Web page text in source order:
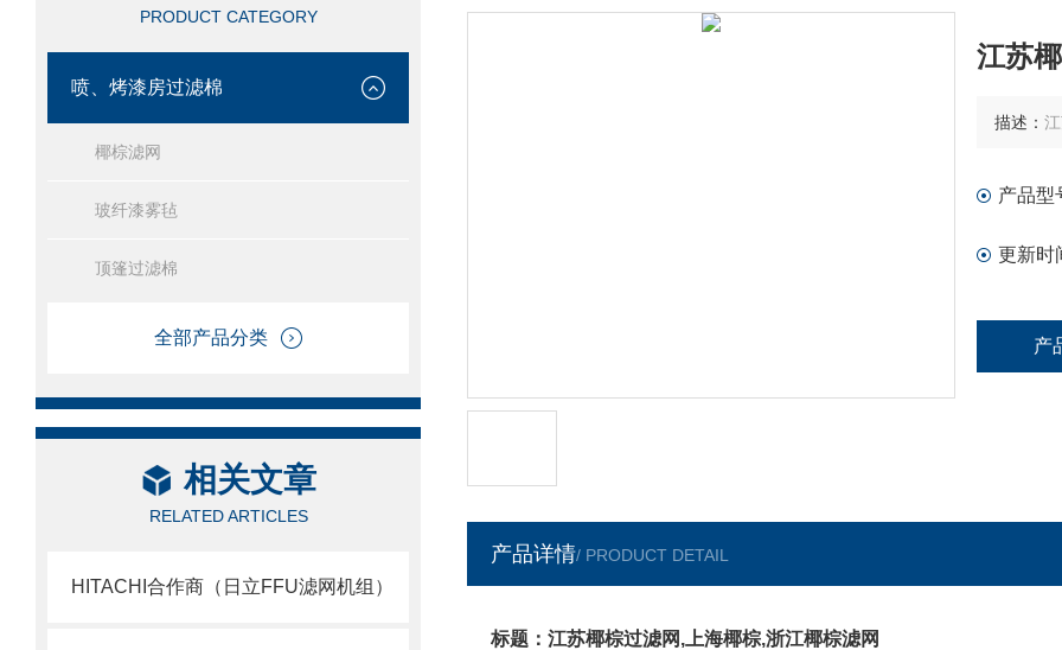
PRODUCT CATEGORY
喷、烤漆房过滤棉
椰棕滤网
玻纤漆雾毡
顶篷过滤棉
全部产品分类
相关文章
RELATED ARTICLES
HITACHI合作商（日立FFU滤网机组）
江苏
描述：
产品型
更新时
产
产品详情/ PRODUCT DETAIL
标题：江苏椰棕过滤网,上海椰棕,浙江椰棕滤网